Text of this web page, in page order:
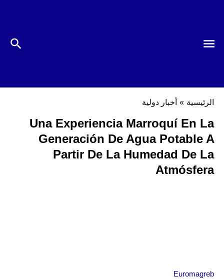
الرئيسية » أخبار دولية
Una Experiencia Marroquí En La
Generación De Agua Potable A
Partir De La Humedad De La
Atmósfera
Euromagreb